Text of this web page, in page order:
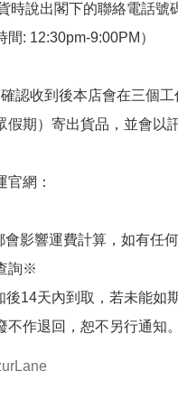
時說出閣下的聯絡電話號
: 12:30pm-9:00PM）
認收到後本店會在三個工
假期）寄出貨品，並會以
官網：
影響運費計算，如有任
詢※
14天內到取，若未能如
作退回，恕不另行通知。